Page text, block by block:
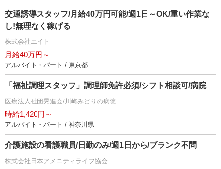
交通誘導スタッフ/月給40万円可能/週1日～OK/重い作業な
し!無理なく稼げる
株式会社エイト
月給40万円～
アルバイト・パート / 東京都
「福祉調理スタッフ」調理師免許必須/シフト相談可/病院
医療法人社団晃進会/川崎みどりの病院
時給1,420円～
アルバイト・パート / 神奈川県
介護施設の看護職員/日勤のみ/週1日から/ブランク不問
株式会社日本アメニティライフ協会